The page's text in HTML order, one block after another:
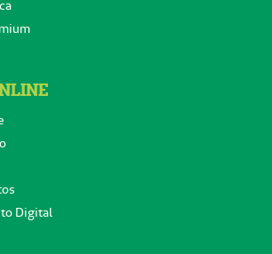
Digital